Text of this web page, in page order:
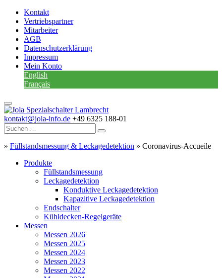
Kontakt
Vertriebspartner
Mitarbeiter
AGB
Datenschutzerklärung
Impressum
Mein Konto
English
Français
kontakt@jola-info.de +49 6325 188-01
» Füllstandsmessung & Leckagedetektion » Coronavirus-Accueile
Produkte
Füllstandsmessung
Leckagedetektion
Konduktive Leckagedetektion
Kapazitive Leckagedetektion
Endschalter
Kühldecken-Regelgeräte
Messen
Messen 2026
Messen 2025
Messen 2024
Messen 2023
Messen 2022